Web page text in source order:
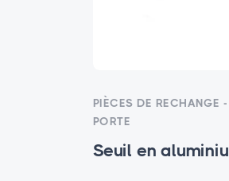
PIÈCES DE RECHANGE -
PORTE